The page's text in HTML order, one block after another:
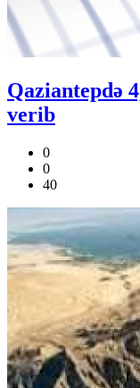
Qaziantepdə
verib
0
0
40